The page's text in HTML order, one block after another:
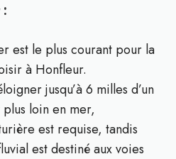
est le plus courant pour la
à Honfleur.
jusqu’à 6 milles d’un
loin en mer,
est requise, tandis
est destiné aux voies